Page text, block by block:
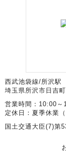
西武池袋線/所沢駅
埼玉県所沢市日吉
営業時間：10:00～
定休日：夏季休業
国土交通大臣(7)第